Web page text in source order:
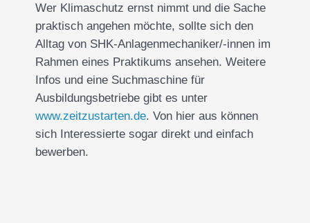
Wer Klimaschutz ernst nimmt und die Sache
praktisch angehen möchte, sollte sich den
Alltag von SHK-Anlagenmechaniker/-innen im
Rahmen eines Praktikums ansehen. Weitere
Infos und eine Suchmaschine für
Ausbildungsbetriebe gibt es unter
www.zeitzustarten.de. Von hier aus können
sich Interessierte sogar direkt und einfach
bewerben.